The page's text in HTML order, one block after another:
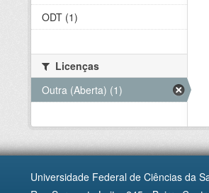
ODT (1)
Licenças
Outra (Aberta) (1)
Universidade Federal de Ciências da